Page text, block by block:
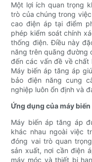
Một lợi ích quan trọng
trò của chúng trong
cao điện áp tại điểm
phép kiểm soát chính
thống điện. Điều này
năng trên quãng đường
đến các vấn đề về chất
Máy biến áp tăng áp
bảo điện năng cung
nghiệp luôn ổn định và
Ứng dụng của máy
Máy biến áp tăng áp
khác nhau ngoài việc
đóng vai trò quan
sản xuất, nơi cần điện
máy móc và thiết bị